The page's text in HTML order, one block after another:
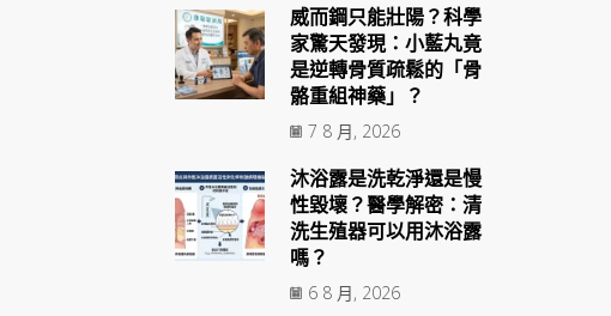
威而鋼只能壯陽？科學
家驚天發現：小藍丸竟
是逆轉骨質疏鬆的「骨
骼重組神藥」？
7 8 月, 2026
沐浴露是洗乾淨還是慢
性毀壞？醫學解密：清
洗生殖器可以用沐浴露
嗎？
6 8 月, 2026